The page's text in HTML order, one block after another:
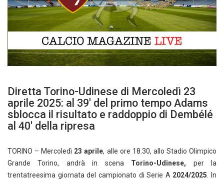
Diretta Torino-Udinese di Mercoledì 23
aprile 2025: al 39′ del primo tempo Adams
sblocca il risultato e raddoppio di Dembélé
al 40′ della ripresa
TORINO – Mercoledì 23 aprile, alle ore 18.30, allo Stadio Olimpico
Grande Torino, andrà in scena Torino-Udinese, per la
trentatreesima giornata del campionato di Serie A2024/2025. In